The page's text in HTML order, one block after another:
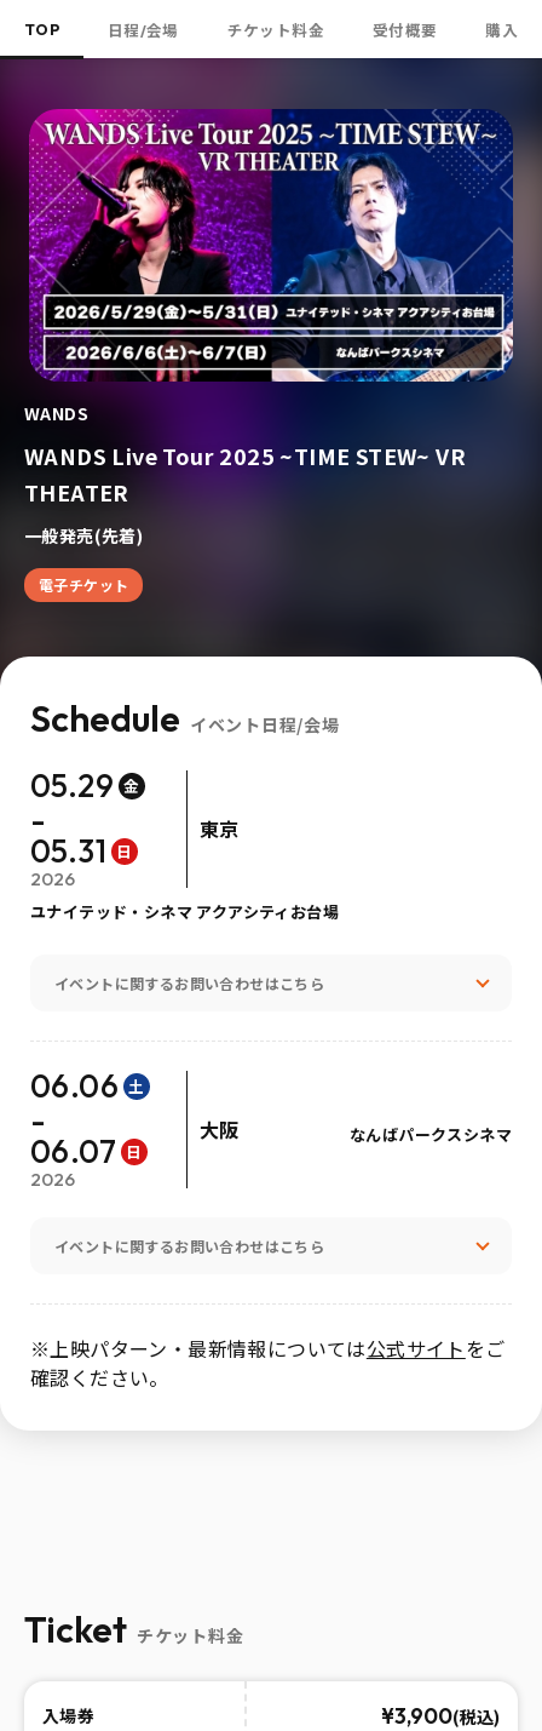
TOP 日程/会場 チケット料金 受付概要 購入
WANDS
WANDS Live Tour 2025 ~TIME STEW~ VR
THEATER
一般発売(先着)
電子チケット
Schedule イベント日程/会場
05.29 金
-
05.31 日
2026
東京
ユナイテッド・シネマ アクアシティお台場
イベントに関するお問い合わせはこちら
06.06 土
-
06.07 日
2026
大阪 なんばパークスシネマ
イベントに関するお問い合わせはこちら
※上映パターン・最新情報については公式サイトをご
確認ください。
Ticket チケット料金
入場券 ¥3,900(税込)